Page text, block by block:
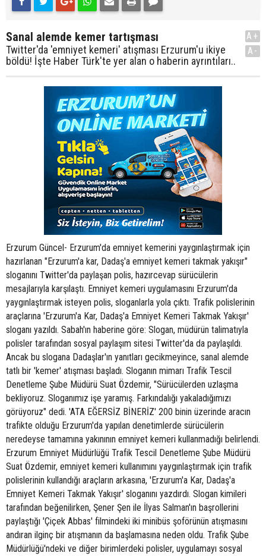
Sanal alemde kemer tartışması
Twitter'da 'emniyet kemeri' atışması Erzurum'u ikiye
böldü! İşte Haber Türk'te yer alan o haberin ayrıntıları..
A+
A-
Erzurum Güncel- Erzurum'da emniyet kemerini yaygınlaştırmak için
hazırlanan "Erzurum'a kar, Dadaş'a emniyet kemeri takmak yakışır"
sloganını Twitter'da paylaşan polis, hazırcevap sürücülerin
mesajlarıyla karşılaştı. Emniyet kemeri uygulamasını Erzurum'da
yaygınlaştırmak isteyen polis, sloganlarla yola çıktı. Trafik polislerinin
araçlarına 'Erzurum'a Kar, Dadaş'a Emniyet Kemeri Takmak Yakışır'
sloganı yazıldı. Sabah'ın haberine göre: Slogan, müdürün talimatıyla
polisler tarafından sosyal paylaşım sitesi Twitter'da da paylaşıldı.
Ancak bu slogana Dadaşlar'ın yanıtları gecikmeyince, sanal alemde
tatlı bir 'kemer' atışması başladı. Sloganın mimarı Trafik Tescil
Denetleme Şube Müdürü Suat Özdemir, "Sürücülerden uzlaşma
bekliyoruz. Sloganımız işe yaramış. Farkındalığı yakaladığımızı
görüyoruz" dedi. 'ATA EĞERSİZ BİNERİZ' 200 binin üzerinde aracın
trafikte olduğu Erzurum'da yapılan denetimlerde sürücülerin
neredeyse tamamına yakınının emniyet kemeri kullanmadığı belirlendi.
Erzurum Emniyet Müdürlüğü Trafik Tescil Denetleme Şube Müdürü
Suat Özdemir, emniyet kemeri kullanımını yaygınlaştırmak için trafik
polislerinin kullandığı araçların arkasına, 'Erzurum'a Kar, Dadaş'a
Emniyet Kemeri Takmak Yakışır' sloganını yazdırdı. Slogan kimileri
tarafından beğenilirken, Şener Şen ile İlyas Salman'ın başrollerini
paylaştığı 'Çiçek Abbas' filmindeki iki minibüs şoförünün atışmasını
andıran ilginç bir atışmanın da başlamasına neden oldu. Trafik Şube
Müdürlüğü'ndeki ve diğer birimlerdeki polisler, uygulamayı sosyal